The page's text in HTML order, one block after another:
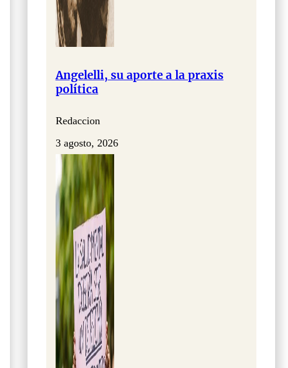
Angelelli, su aporte a la praxis
política
Redaccion
3 agosto, 2026